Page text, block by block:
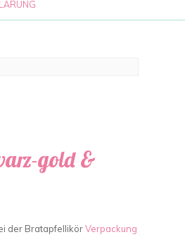
gold &
der BratapfellikörVerpackung